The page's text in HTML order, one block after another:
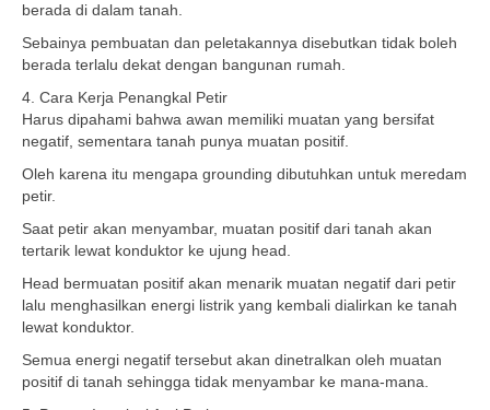
berada di dalam tanah.
Sebainya pembuatan dan peletakannya disebutkan tidak boleh
berada terlalu dekat dengan bangunan rumah.
4. Cara Kerja Penangkal Petir
Harus dipahami bahwa awan memiliki muatan yang bersifat
negatif, sementara tanah punya muatan positif.
Oleh karena itu mengapa grounding dibutuhkan untuk meredam
petir.
Saat petir akan menyambar, muatan positif dari tanah akan
tertarik lewat konduktor ke ujung head.
Head bermuatan positif akan menarik muatan negatif dari petir
lalu menghasilkan energi listrik yang kembali dialirkan ke tanah
lewat konduktor.
Semua energi negatif tersebut akan dinetralkan oleh muatan
positif di tanah sehingga tidak menyambar ke mana-mana.